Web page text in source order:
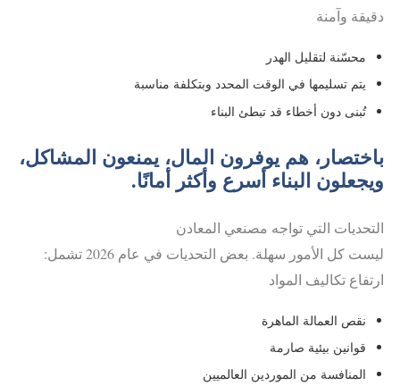
دقيقة وآمنة
محسّنة لتقليل الهدر
يتم تسليمها في الوقت المحدد وبتكلفة مناسبة
تُبنى دون أخطاء قد تبطئ البناء
باختصار، هم يوفرون المال، يمنعون المشاكل،
ويجعلون البناء أسرع وأكثر أمانًا.
التحديات التي تواجه مصنعي المعادن
ليست كل الأمور سهلة. بعض التحديات في عام 2026 تشمل:
ارتفاع تكاليف المواد
نقص العمالة الماهرة
قوانين بيئية صارمة
المنافسة من الموردين العالميين